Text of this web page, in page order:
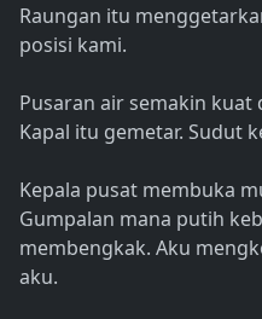
Raungan itu
posisi kami.
Pusaran air semakin
Kapal itu gemetar. Sudut
Kepala pusat membuka
Gumpalan mana putih
membengkak. Aku
aku.